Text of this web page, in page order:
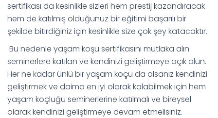
sertifikası da kesinlikle sizleri hem prestij kazandıracak
hem de katılmış olduğunuz bir eğitimi başarılı bir
şekilde bitirdiğiniz için kesinlikle size çok şey katacaktır.
Bu nedenle yaşam koşu sertifikasını mutlaka alın
seminerlere katılan ve kendinizi geliştirmeye açık olun.
Her ne kadar ünlü bir yaşam koçu da olsanız kendinizi
geliştirmek ve daima en iyi olarak kalabilmek için hem
yaşam koçluğu seminerlerine katılmalı ve bireysel
olarak kendinizi geliştirmeye devam etmelisiniz.